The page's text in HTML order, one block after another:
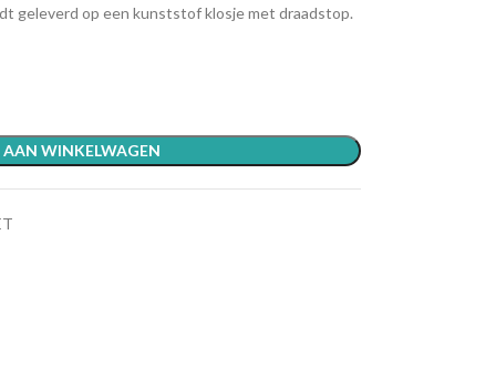
geleverd op een kunststof klosje met draadstop.
WINKELWAGEN